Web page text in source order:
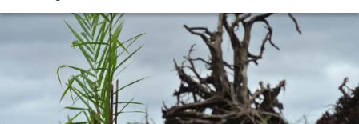
Petisi
Proyek
Donasi umum